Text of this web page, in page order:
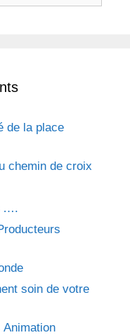
de la place
chemin de croix
….
soin de votre